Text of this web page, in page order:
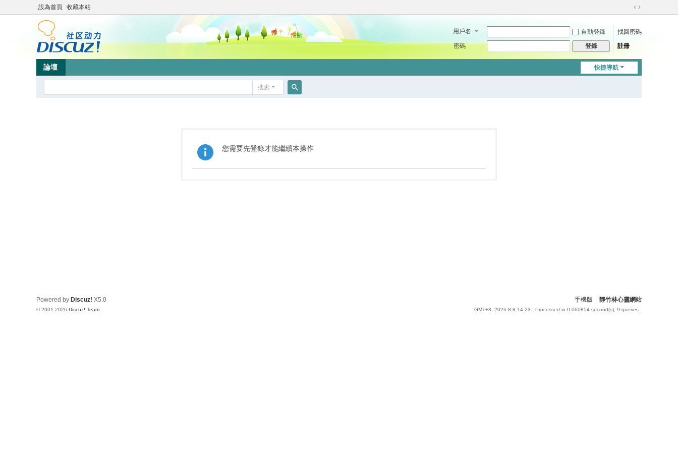
設為首頁 收藏本站
切
到
用戶名 自動登錄
找回密碼
密碼
登錄 註冊
快捷導航
論壇
搜索
您需要先登錄才能繼續本操作
手機版 靜竹林心靈網站
GMT+8, 2026-8-8 14:23 , Processed in 0.060854 second(s), 9 queries .
Powered by Discuz! X5.0
© 2001-2026 Discuz! Team